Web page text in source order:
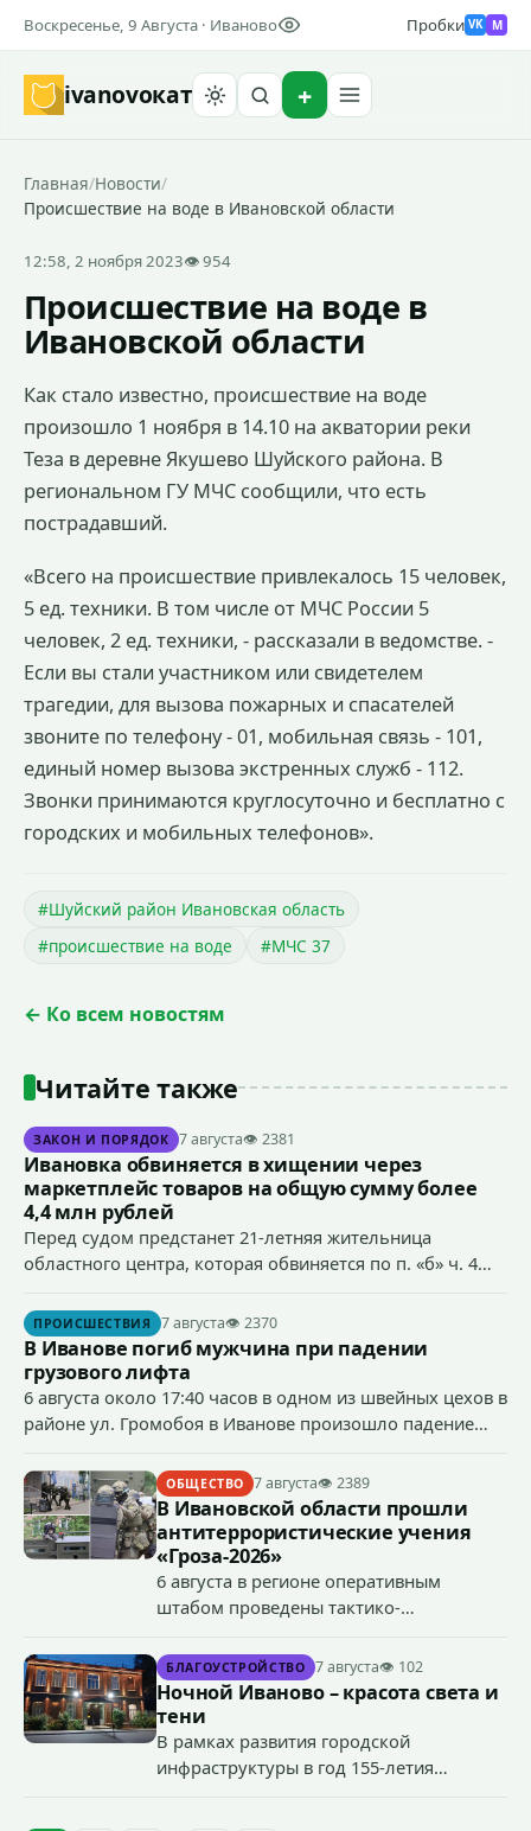
Воскресенье, 9 Августа · Иваново Пробки VK M
ivanovoкат
Главная/Новости/
Происшествие на воде в Ивановской области
12:58, 2 ноября 2023👁 954
Происшествие на воде в
Ивановской области
Как стало известно, происшествие на воде
произошло 1 ноября в 14.10 на акватории реки
Теза в деревне Якушево Шуйского района. В
региональном ГУ МЧС сообщили, что есть
пострадавший.
«Всего на происшествие привлекалось 15 человек,
5 ед. техники. В том числе от МЧС России 5
человек, 2 ед. техники, - рассказали в ведомстве. -
Если вы стали участником или свидетелем
трагедии, для вызова пожарных и спасателей
звоните по телефону - 01, мобильная связь - 101,
единый номер вызова экстренных служб - 112.
Звонки принимаются круглосуточно и бесплатно с
городских и мобильных телефонов».
#Шуйский район Ивановская область
#происшествие на воде
#МЧС 37
← Ко всем новостям
Читайте также
ЗАКОН И ПОРЯДОК 7 августа👁 2381
Ивановка обвиняется в хищении через
маркетплейс товаров на общую сумму более
4,4 млн рублей
Перед судом предстанет 21-летняя жительница
областного центра, которая обвиняется по п. «б» ч. 4
сумму более 4,4 млн рублей через маркетплейс.
ПРОИСШЕСТВИЯ 7 августа👁 2370
В Иванове погиб мужчина при падении
грузового лифта
6 августа около 17:40 часов в одном из швейных цехов в
районе ул. Громобоя в Иванове произошло падение
ОБЩЕСТВО 7 августа👁 2389
В Ивановской области прошли
антитеррористические учения
«Гроза-2026»
6 августа в регионе оперативным
штабом проведены тактико-
террористического акта на объекте
органов государственной власти.
«Гроза-2026».
БЛАГОУСТРОЙСТВО 7 августа👁 102
Ночной Иваново – красота света и
тени
В рамках развития городской
инфраструктуры в год 155-летия